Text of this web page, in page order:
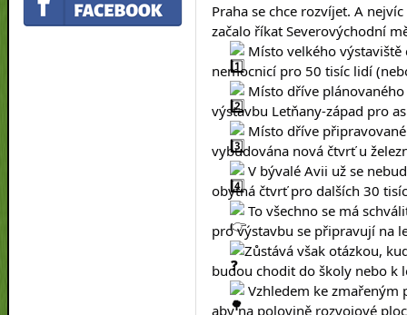
Praha se chce rozvíjet. A
začalo říkat Severovýchodní
Místo velkého
nemocnicí pro 50 tisíc lidí
Místo dříve
výstavbu Letňany-západ pro
Místo dříve
vybudována nová čtvrť u
V bývalé Avii už se
obytná čtvrť pro dalších 30
To všechno se má
pro výstavbu se připravují na
Zůstává však otázkou,
budou chodit do školy nebo k
Vzhledem ke
aby na polovině rozvojové